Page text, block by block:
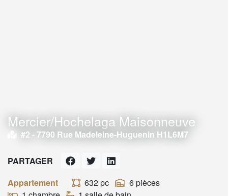
Mercier/Hochelaga Maisonneuve
#2 -7790 Rue Madeleine-Huguenin H1L6M7
Appartement 632 pc
6 pièces
PARTAGER